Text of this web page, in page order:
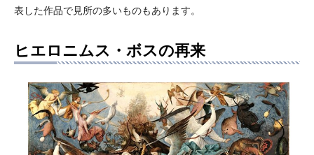
表した作品で見所の多いものもあります。
ヒエロニムス・ボスの再来